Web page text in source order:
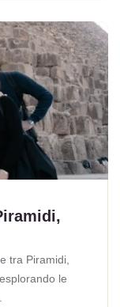
tra Piramidi,
le